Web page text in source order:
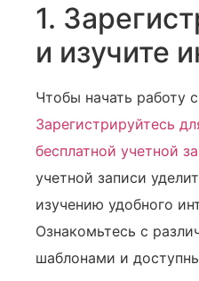
1.
и изучите
Чтобы начать работу с
Зарегистрируйтесь
бесплатной учетной
учетной записи
изучению удобного
Ознакомьтесь с
шаблонами и